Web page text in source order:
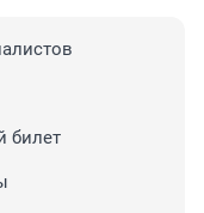
билет